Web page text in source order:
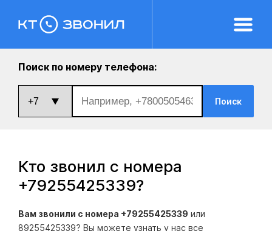
Поиск по номеру телефона:
Поиск
Кто звонил с номера
+79255425339?
Вам звонили с номера +79255425339 или
89255425339? Вы можете узнать у нас все